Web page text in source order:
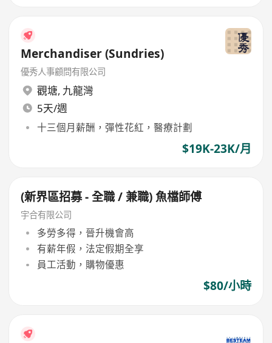
Merchandiser (Sundries)
優秀人事顧問有限公司
觀塘, 九龍灣
5天/週
十三個月薪酬，彈性花紅，醫療計劃
$19K-23K/月
(新界區招募 - 全職 / 兼職) 魚檔師傅
宇合有限公司
多勞多得，晉升機會高
有薪年假，法定假期全享
員工活動，購物優惠
$80/小時